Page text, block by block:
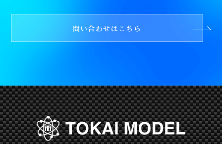
問い合わせはこちら